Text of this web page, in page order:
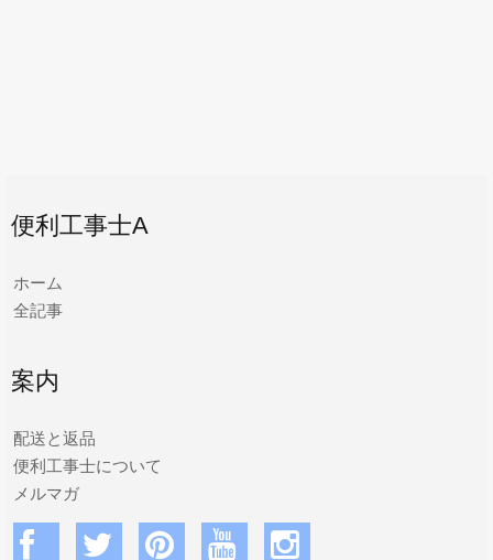
便利工事士A
ホーム
全記事
案内
配送と返品
便利工事士について
メルマガ